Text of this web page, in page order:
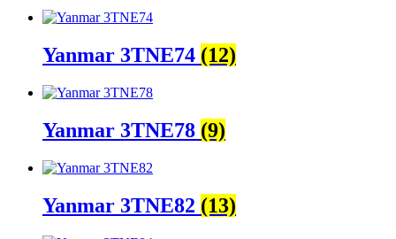
Yanmar 3TNE74 (12)
Yanmar 3TNE78 (9)
Yanmar 3TNE82 (13)